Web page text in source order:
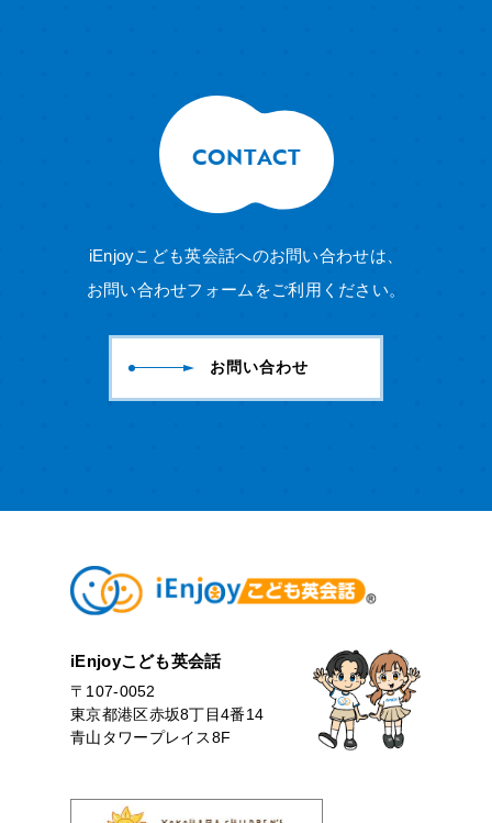
CONTACT
iEnjoyこども英会話へのお問い合わせは、
お問い合わせフォームをご利用ください。
お問い合わせ
iEnjoyこども英会話
〒107-0052
東京都港区赤坂8丁目4番14
青山タワープレイス8F